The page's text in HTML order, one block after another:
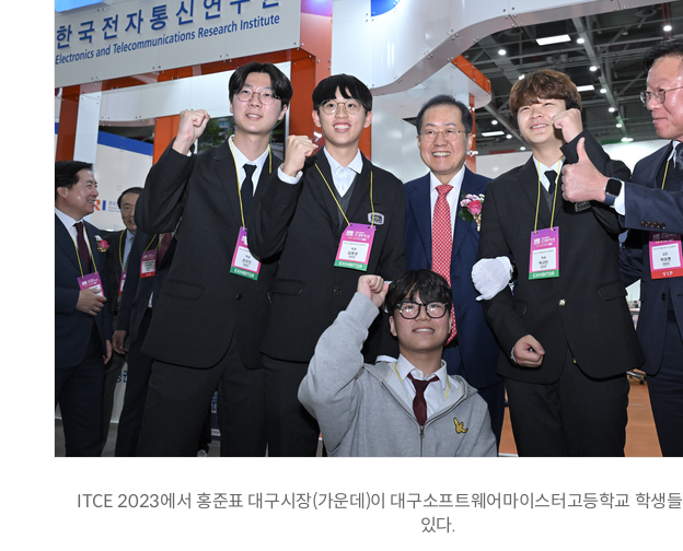
ITCE 2023에서 홍준표 대구시장(가운데)이 대구소프트웨어마이스터고등학교 학생
있다.